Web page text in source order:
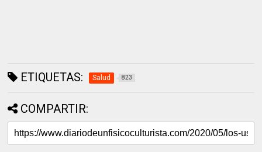
ETIQUETAS: Salud 823
COMPARTIR: